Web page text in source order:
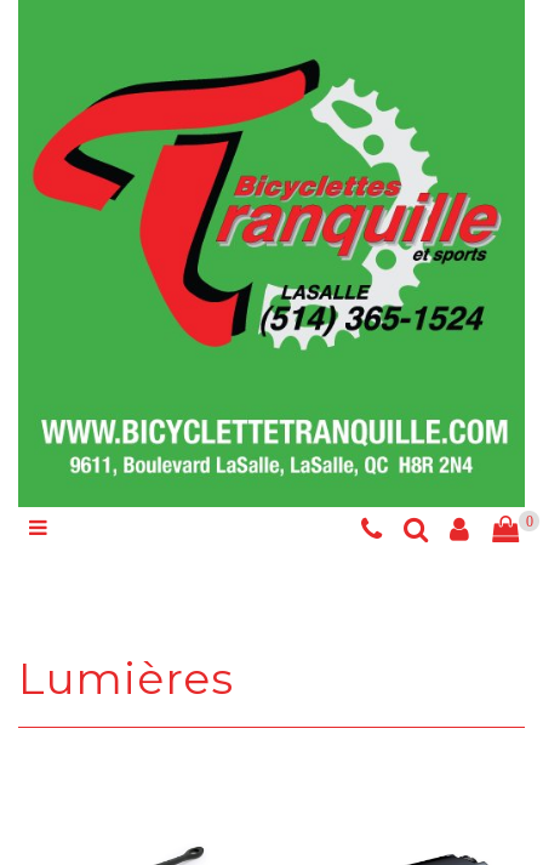
0
Accessoires
Composantes
Lumières